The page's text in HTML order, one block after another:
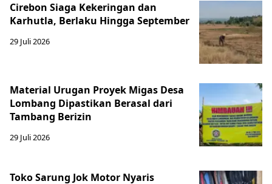
Cirebon Siaga Kekeringan dan
Karhutla, Berlaku Hingga September
29 Juli 2026
Material Urugan Proyek Migas Desa
Lombang Dipastikan Berasal dari
Tambang Berizin
29 Juli 2026
Toko Sarung Jok Motor Nyaris